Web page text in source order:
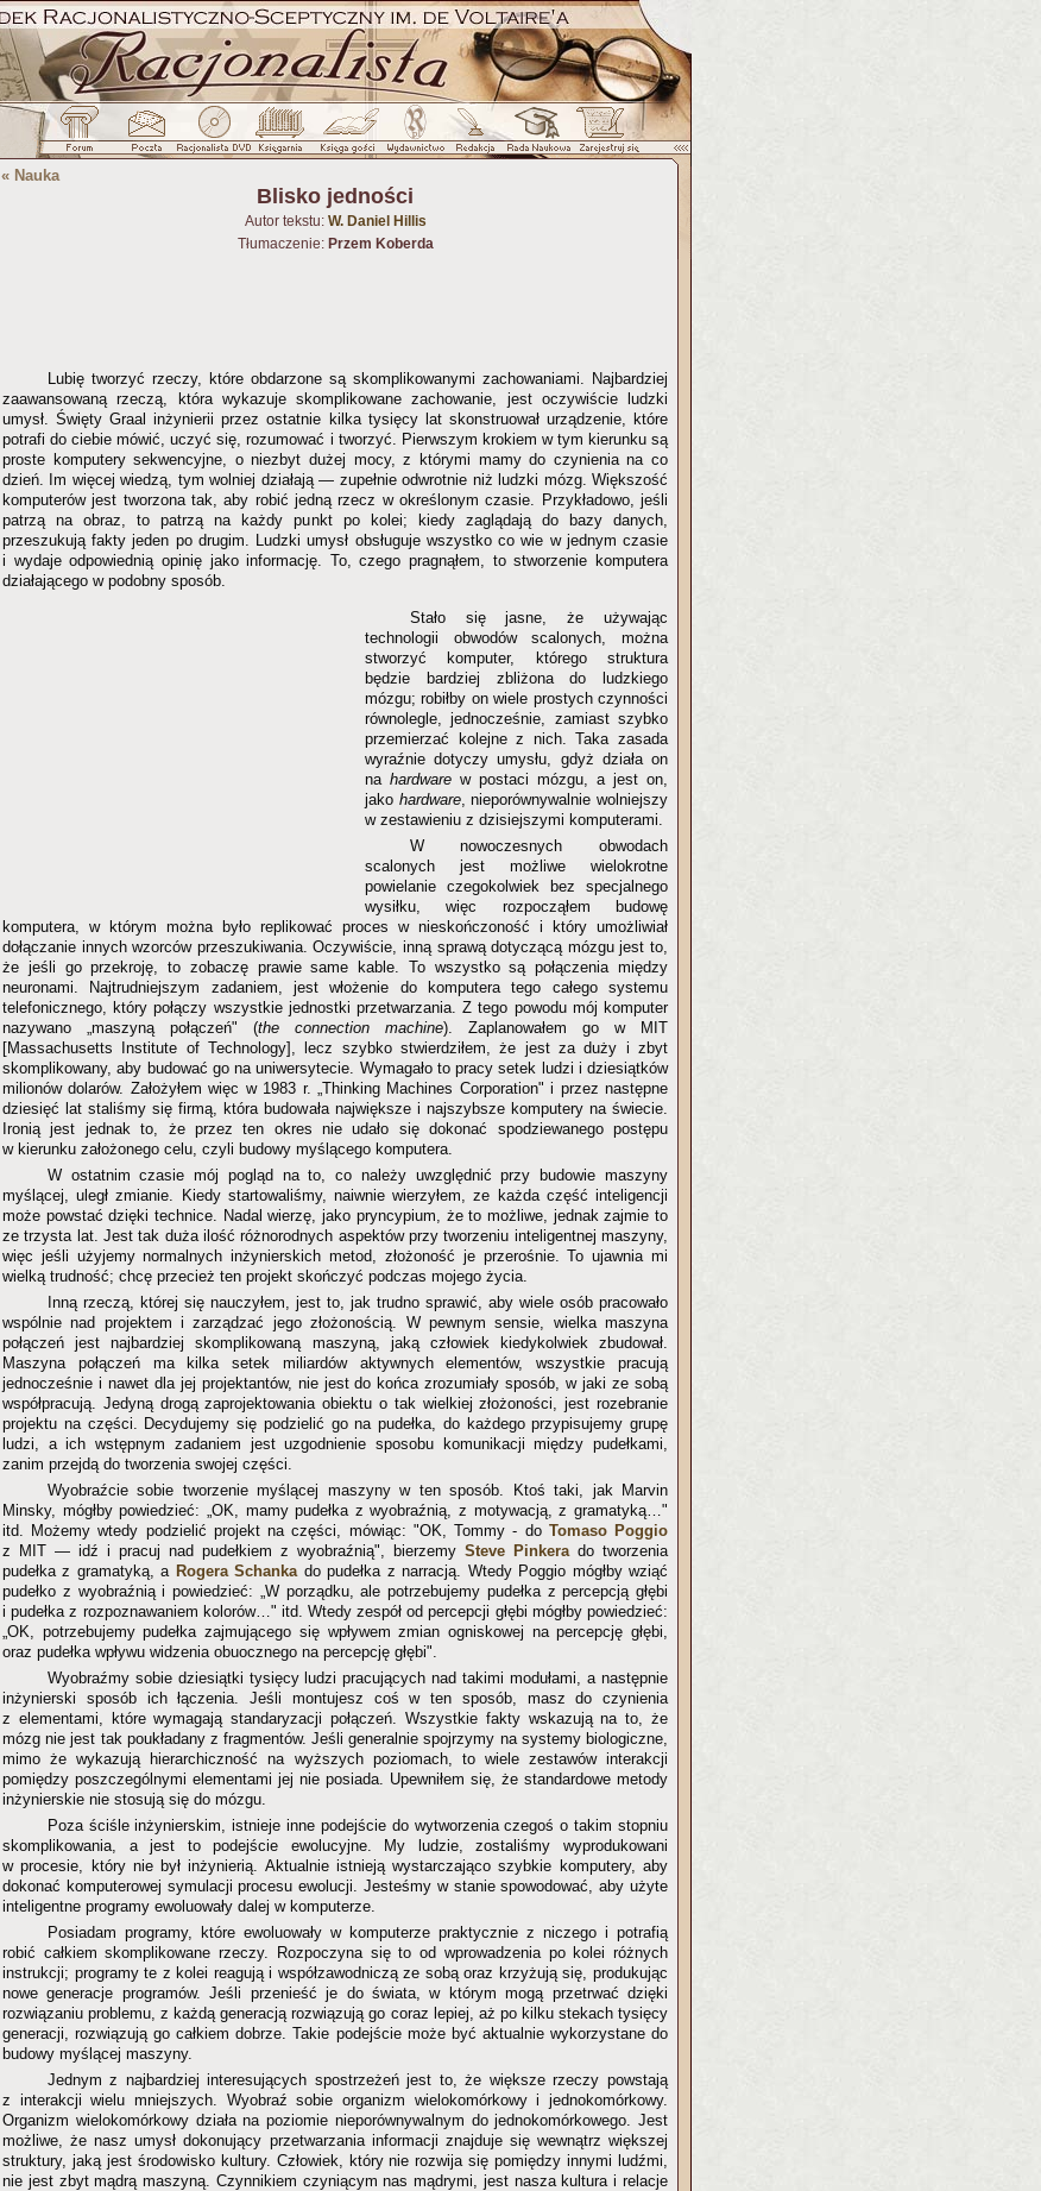
« Nauka
Blisko jedności
Autor tekstu: W. Daniel Hillis
Tłumaczenie: Przem Koberda
Lubię tworzyć rzeczy, które obdarzone są skomplikowanymi zachowaniami. Najbardziej
zaawansowaną rzeczą, która wykazuje skomplikowane zachowanie, jest oczywiście ludzki
umysł. Święty Graal inżynierii przez ostatnie kilka tysięcy lat skonstruował urządzenie, które
potrafi do ciebie mówić, uczyć się, rozumować i tworzyć. Pierwszym krokiem w tym kierunku są
proste komputery sekwencyjne, o niezbyt dużej mocy, z którymi mamy do czynienia na co
dzień. Im więcej wiedzą, tym wolniej działają — zupełnie odwrotnie niż ludzki mózg. Większość
komputerów jest tworzona tak, aby robić jedną rzecz w określonym czasie. Przykładowo, jeśli
patrzą na obraz, to patrzą na każdy punkt po kolei; kiedy zaglądają do bazy danych,
przeszukują fakty jeden po drugim. Ludzki umysł obsługuje wszystko co wie w jednym czasie
i wydaje odpowiednią opinię jako informację. To, czego pragnąłem, to stworzenie komputera
działającego w podobny sposób.
Stało się jasne, że używając
technologii obwodów scalonych, można
stworzyć komputer, którego struktura
będzie bardziej zbliżona do ludzkiego
mózgu; robiłby on wiele prostych czynności
równolegle, jednocześnie, zamiast szybko
przemierzać kolejne z nich. Taka zasada
wyraźnie dotyczy umysłu, gdyż działa on
na hardware w postaci mózgu, a jest on,
jako hardware, nieporównywalnie wolniejszy
w zestawieniu z dzisiejszymi komputerami.
W nowoczesnych obwodach
scalonych jest możliwe wielokrotne
powielanie czegokolwiek bez specjalnego
wysiłku, więc rozpocząłem budowę
komputera, w którym można było replikować proces w nieskończoność i który umożliwiał
dołączanie innych wzorców przeszukiwania. Oczywiście, inną sprawą dotyczącą mózgu jest to,
że jeśli go przekroję, to zobaczę prawie same kable. To wszystko są połączenia między
neuronami. Najtrudniejszym zadaniem, jest włożenie do komputera tego całego systemu
telefonicznego, który połączy wszystkie jednostki przetwarzania. Z tego powodu mój komputer
nazywano „maszyną połączeń" (the connection machine). Zaplanowałem go w MIT
[Massachusetts Institute of Technology], lecz szybko stwierdziłem, że jest za duży i zbyt
skomplikowany, aby budować go na uniwersytecie. Wymagało to pracy setek ludzi i dziesiątków
milionów dolarów. Założyłem więc w 1983 r. „Thinking Machines Corporation" i przez następne
dziesięć lat staliśmy się firmą, która budowała największe i najszybsze komputery na świecie.
Ironią jest jednak to, że przez ten okres nie udało się dokonać spodziewanego postępu
w kierunku założonego celu, czyli budowy myślącego komputera.
W ostatnim czasie mój pogląd na to, co należy uwzględnić przy budowie maszyny
myślącej, uległ zmianie. Kiedy startowaliśmy, naiwnie wierzyłem, ze każda część inteligencji
może powstać dzięki technice. Nadal wierzę, jako pryncypium, że to możliwe, jednak zajmie to
ze trzysta lat. Jest tak duża ilość różnorodnych aspektów przy tworzeniu inteligentnej maszyny,
więc jeśli użyjemy normalnych inżynierskich metod, złożoność je przerośnie. To ujawnia mi
wielką trudność; chcę przecież ten projekt skończyć podczas mojego życia.
Inną rzeczą, której się nauczyłem, jest to, jak trudno sprawić, aby wiele osób pracowało
wspólnie nad projektem i zarządzać jego złożonością. W pewnym sensie, wielka maszyna
połączeń jest najbardziej skomplikowaną maszyną, jaką człowiek kiedykolwiek zbudował.
Maszyna połączeń ma kilka setek miliardów aktywnych elementów, wszystkie pracują
jednocześnie i nawet dla jej projektantów, nie jest do końca zrozumiały sposób, w jaki ze sobą
współpracują. Jedyną drogą zaprojektowania obiektu o tak wielkiej złożoności, jest rozebranie
projektu na części. Decydujemy się podzielić go na pudełka, do każdego przypisujemy grupę
ludzi, a ich wstępnym zadaniem jest uzgodnienie sposobu komunikacji między pudełkami,
zanim przejdą do tworzenia swojej części.
Wyobraźcie sobie tworzenie myślącej maszyny w ten sposób. Ktoś taki, jak Marvin
Minsky, mógłby powiedzieć: „OK, mamy pudełka z wyobraźnią, z motywacją, z gramatyką…"
itd. Możemy wtedy podzielić projekt na części, mówiąc: "OK, Tommy - do Tomaso Poggio
z MIT — idź i pracuj nad pudełkiem z wyobraźnią", bierzemy Steve Pinkerado tworzenia
pudełka z gramatyką, a Rogera Schankado pudełka z narracją. Wtedy Poggio mógłby wziąć
pudełko z wyobraźnią i powiedzieć: „W porządku, ale potrzebujemy pudełka z percepcją głębi
i pudełka z rozpoznawaniem kolorów…" itd. Wtedy zespół od percepcji głębi mógłby powiedzieć:
„OK, potrzebujemy pudełka zajmującego się wpływem zmian ogniskowej na percepcję głębi,
oraz pudełka wpływu widzenia obuocznego na percepcję głębi".
Wyobraźmy sobie dziesiątki tysięcy ludzi pracujących nad takimi modułami, a następnie
inżynierski sposób ich łączenia. Jeśli montujesz coś w ten sposób, masz do czynienia
z elementami, które wymagają standaryzacji połączeń. Wszystkie fakty wskazują na to, że
mózg nie jest tak poukładany z fragmentów. Jeśli generalnie spojrzymy na systemy biologiczne,
mimo że wykazują hierarchiczność na wyższych poziomach, to wiele zestawów interakcji
pomiędzy poszczególnymi elementami jej nie posiada. Upewniłem się, że standardowe metody
inżynierskie nie stosują się do mózgu.
Poza ściśle inżynierskim, istnieje inne podejście do wytworzenia czegoś o takim stopniu
skomplikowania, a jest to podejście ewolucyjne. My ludzie, zostaliśmy wyprodukowani
w procesie, który nie był inżynierią. Aktualnie istnieją wystarczająco szybkie komputery, aby
dokonać komputerowej symulacji procesu ewolucji. Jesteśmy w stanie spowodować, aby użyte
inteligentne programy ewoluowały dalej w komputerze.
Posiadam programy, które ewoluowały w komputerze praktycznie z niczego i potrafią
robić całkiem skomplikowane rzeczy. Rozpoczyna się to od wprowadzenia po kolei różnych
instrukcji; programy te z kolei reagują i współzawodniczą ze sobą oraz krzyżują się, produkując
nowe generacje programów. Jeśli przenieść je do świata, w którym mogą przetrwać dzięki
rozwiązaniu problemu, z każdą generacją rozwiązują go coraz lepiej, aż po kilku stekach tysięcy
generacji, rozwiązują go całkiem dobrze. Takie podejście może być aktualnie wykorzystane do
budowy myślącej maszyny.
Jednym z najbardziej interesujących spostrzeżeń jest to, że większe rzeczy powstają
z interakcji wielu mniejszych. Wyobraź sobie organizm wielokomórkowy i jednokomórkowy.
Organizm wielokomórkowy działa na poziomie nieporównywalnym do jednokomórkowego. Jest
możliwe, że nasz umysł dokonujący przetwarzania informacji znajduje się wewnątrz większej
struktury, jaką jest środowisko kultury. Człowiek, który nie rozwija się pomiędzy innymi ludźmi,
nie jest zbyt mądrą maszyną. Czynnikiem czyniącym nas mądrymi, jest nasza kultura i relacje